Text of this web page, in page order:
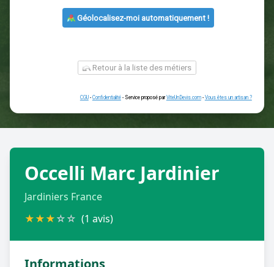
ou
Retour à la liste des métiers
CGU -
Occelli Marc Jardinier
Jardiniers France
★★★☆☆ (1 avis)
Informations